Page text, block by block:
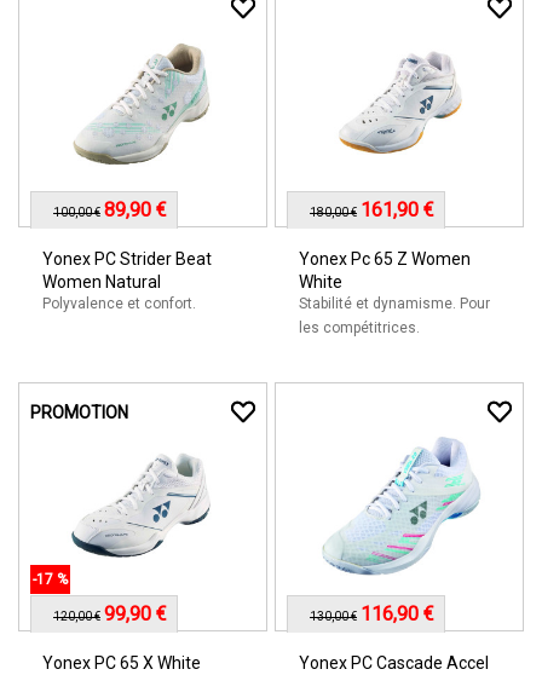
Yonex PC Strider Beat
Women Natural
Polyvalence et confort.
100,00 € 89,90 €
Yonex Pc 65 Z Women
White
Stabilité et dynamisme. Pour
les compétitrices.
180,00 € 161,90 €
PROMOTION
Yonex PC 65 X White
-17 %
120,00 € 99,90 €
Yonex PC Cascade Accel
130,00 € 116,90 €